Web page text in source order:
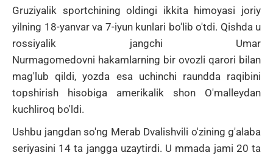
Gruziyalik sportchining oldingi ikkita himoyasi joriy
yilning 18-yanvar va 7-iyun kunlari bo'lib o'tdi. Qishda u
rossiyalik jangchi
Umar
Nurmagomedovni hakamlarning bir ovozli qarori bilan
mag'lub qildi, yozda esa uchinchi raundda raqibini
topshirish hisobiga amerikalik shon
O'malleydan
kuchliroq bo'ldi.
Ushbu jangdan so'ng Merab Dvalishvili o'zining g'alaba
seriyasini 14 ta jangga uzaytirdi. U mmada jami 20 ta